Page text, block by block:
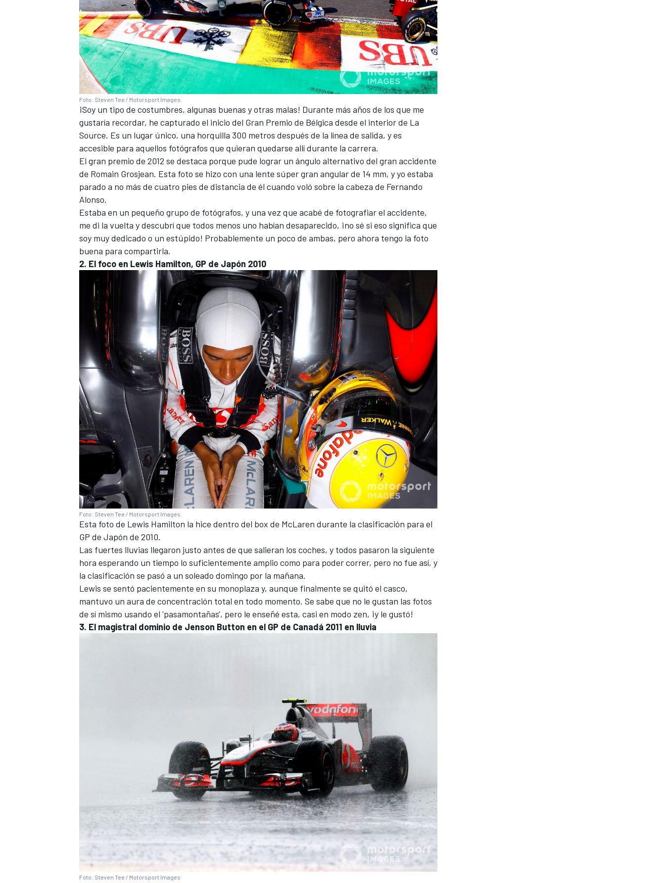
MÁS CATEGORÍAS
Foto: Steven Tee / Motorsport Images
¡Soy un tipo de costumbres, algunas buenas y otras malas! Durante más años de los que me
gustaría recordar, he capturado el inicio del Gran Premio de Bélgica desde el interior de La
Source. Es un lugar único, una horquilla 300 metros después de la línea de salida, y es
accesible para aquellos fotógrafos que quieran quedarse allí durante la carrera.
El gran premio de 2012 se destaca porque pude lograr un ángulo alternativo del gran accidente
de Romain Grosjean. Esta foto se hizo con una lente súper gran angular de 14 mm, y yo estaba
parado a no más de cuatro pies de distancia de él cuando voló sobre la cabeza de Fernando
Alonso.
Estaba en un pequeño grupo de fotógrafos, y una vez que acabé de fotografiar el accidente,
me di la vuelta y descubrí que todos menos uno habían desaparecido, ¡no sé si eso significa que
soy muy dedicado o un estúpido! Probablemente un poco de ambas, pero ahora tengo la foto
buena para compartirla.
2. El foco en Lewis Hamilton, GP de Japón 2010
Foto: Steven Tee / Motorsport Images
Esta foto de Lewis Hamilton la hice dentro del box de McLaren durante la clasificación para el
GP de Japón de 2010.
Las fuertes lluvias llegaron justo antes de que salieran los coches, y todos pasaron la siguiente
hora esperando un tiempo lo suficientemente amplio como para poder correr, pero no fue así, y
la clasificación se pasó a un soleado domingo por la mañana.
Lewis se sentó pacientemente en su monoplaza y, aunque finalmente se quitó el casco,
mantuvo un aura de concentración total en todo momento. Se sabe que no le gustan las fotos
de sí mismo usando el 'pasamontañas', pero le enseñé esta, casi en modo zen, ¡y le gustó!
3. El magistral dominio de Jenson Button en el GP de Canadá 2011 en lluvia
Foto: Steven Tee / Motorsport Images